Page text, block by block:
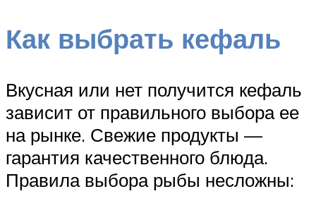
Как выбрать кефаль
Вкусная или нет получится кефаль
зависит от правильного выбора ее
на рынке. Свежие продукты —
гарантия качественного блюда.
Правила выбора рыбы несложны: